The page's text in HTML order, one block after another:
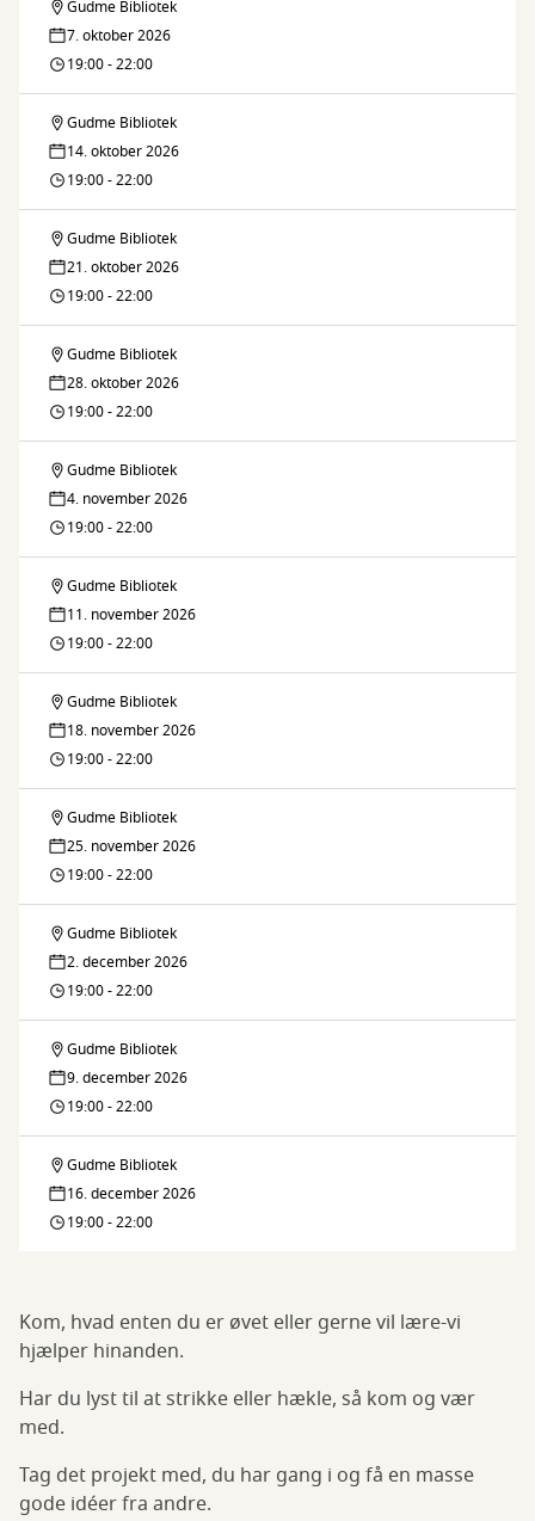
Gudme
Strikke
Gudme Bibliotek
7. oktober 2026
19:00 - 22:00
Gudme
Strikke
Gudme Bibliotek
14. oktober 2026
19:00 - 22:00
Gudme
Strikke
Gudme Bibliotek
21. oktober 2026
19:00 - 22:00
Gudme
Strikke
Gudme Bibliotek
28. oktober 2026
19:00 - 22:00
Gudme
Strikke
Gudme Bibliotek
4. november 2026
19:00 - 22:00
Gudme
Strikke
Gudme Bibliotek
11. november 2026
19:00 - 22:00
Gudme
Strikke
Gudme Bibliotek
18. november 2026
19:00 - 22:00
Gudme
Strikke
Gudme Bibliotek
25. november 2026
19:00 - 22:00
Gudme
Strikke
Gudme Bibliotek
2. december 2026
19:00 - 22:00
Gudme
Strikke
Gudme Bibliotek
9. december 2026
19:00 - 22:00
Gudme
Strikke
Gudme Bibliotek
16. december 2026
19:00 - 22:00
Kom, hvad enten du er øvet eller gerne vil lære-vi
hjælper hinanden.
Har du lyst til at strikke eller hækle, så kom og vær
med.
Tag det projekt med, du har gang i og få en masse
gode idéer fra andre.